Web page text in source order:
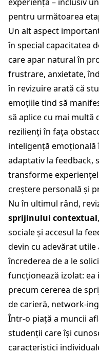
pentru următoarea
Un alt aspect
în special capacitatea
care apar natural în
frustrare, anxietate,
în revizuire arată că
emoțiile tind să
să aplice cu mai multă
rezilienți în fața
inteligență emoțională
adaptativ la feedback,
transforme
creștere personală și
Nu în ultimul rând,
sprijinului contextual
sociale și accesul la
devin cu adevărat
încrederea de a le
funcționează izolat:
precum cererea de
de carieră, network-
Într-o piață a muncii
studenții care își
caracteristici